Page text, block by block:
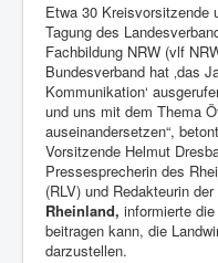
Etwa 30 Kreisvorsitzende
Tagung des
Fachbildung NRW (vlf
Bundesverband hat ‚das
Kommunikation‘
und uns mit dem Thema
auseinandersetzen“,
Vorsitzende Helmut
Pressesprecherin des
(RLV) und Redakteurin der
Rheinland, informierte
beitragen kann, die
darzustellen.